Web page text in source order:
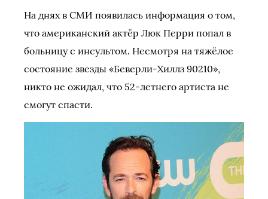
На днях в СМИ появилась информация о том,
что американский актёр Люк Перри попал в
больницу с инсультом. Несмотря на тяжёлое
состояние звезды «Беверли-Хиллз 90210»,
никто не ожидал, что 52-летнего артиста не
смогут спасти.